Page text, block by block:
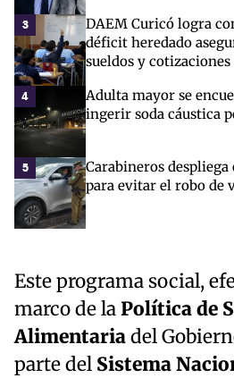
3
DAEM Curicó logra
déficit heredado
sueldos y cotizaciones
4
Adulta mayor se
ingerir soda cáustica
5
Carabineros
para evitar el robo de
Este programa social,
marco de laPolítica de
Alimentariadel
parte del Sistema